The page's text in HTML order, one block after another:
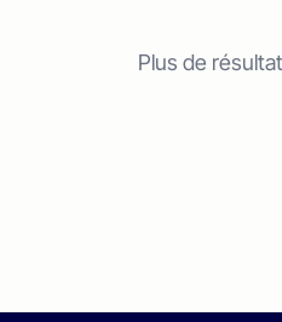
Plus de